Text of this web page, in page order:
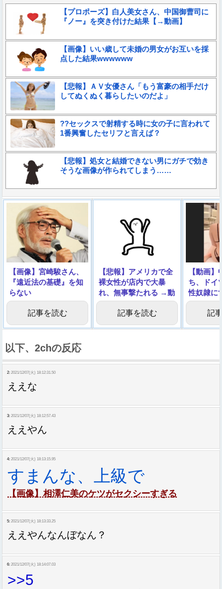
【プロポーズ】白人美女さん、中国御曹司に
『ノー』を突き付けた結果【→動画】
【画像】いい歳して未婚の男女がお互いを採
点した結果wwwwww
【悲報】ＡＶ女優さん「もう富豪の相手だけ
してぬくぬく暮らしたいのだよ」
??セックスで射精する時に女の子に言われて
1番興奮したセリフと言えば？
【悲報】処女と結婚できない男にガチで効き
そうな画像が作られてしまう……
【画像】宮崎駿さん、
『遠近法の基礎』を知
らない
記事を読む
【悲報】アメリカで全
裸女性が店内で大暴
れ、無事撃たれる →動
画像
記事を読む
【動画
ち、ドイ
性奴隷に
功
記
以下、2chの反応
2: 2021/12/07(火) 18:12:31.50
ええな
3: 2021/12/07(火) 18:12:57.43
ええやん
4: 2021/12/07(火) 18:13:15.95
すまんな、上級で
【画像】相澤仁美のケツがセクシーすぎる
5: 2021/12/07(火) 18:13:33.25
ええやんなんぼなん？
6: 2021/12/07(火) 18:14:07.03
>>5